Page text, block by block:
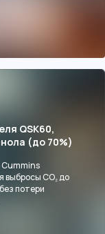
QSK60,
(до 70%)
выбросы CO₂ до
потери